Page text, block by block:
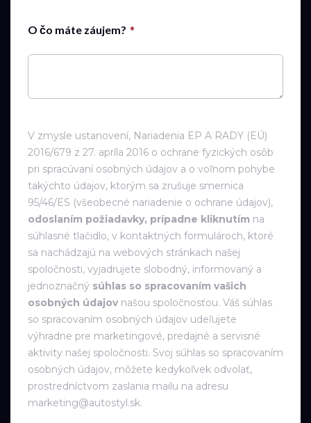
O čo máte záujem?
V zmysle ustanovení, Nariadenia EP A RADY (EÚ)
2016/679 z 27. apríla 2016 o ochrane fyzických osôb
pri spracúvaní osobných údajov a o voľnom pohybe
takýchto údajov, ktorým sa zrušuje smernica
95/46/ES (všeobecné nariadenie o ochrane údajov),
odoslaním požiadavky, prípadne kliknutím na
súhlasné tlačidlo, v kontaktných formulároch, ktoré
sa nachádzajú na webových stránkach našej
spoločnosti, vyjadrujete slobodný, informovaný a
jednoznačný súhlas so spracovaním vašich
osobných údajovnašou spoločnosťou. Váš súhlas
so spracovaním osobných údajov udeľujete
výhradne pre marketingové, predajné a servisné
aktivity našej spoločnosti. Svoj súhlas so spracovaním
osobných údajov, môžete kedykoľvek odvolať,
prostredníctvom zaslania mailu na adresu
marketing@autostyl.sk.